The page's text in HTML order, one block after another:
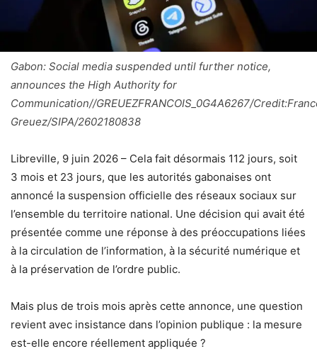
Gabon: Social media suspended until further notice,
announces the High Authority for
Communication//GREUEZFRANCOIS_0G4A6267/
Greuez/SIPA/2602180838
Libreville, 9 juin 2026 – Cela fait désormais 112 jours, soit
3 mois et 23 jours, que les autorités gabonaises ont
annoncé la suspension officielle des réseaux sociaux sur
l’ensemble du territoire national. Une décision qui avait été
présentée comme une réponse à des préoccupations liées
à la circulation de l’information, à la sécurité numérique et
à la préservation de l’ordre public.
Mais plus de trois mois après cette annonce, une question
revient avec insistance dans l’opinion publique : la mesure
est-elle encore réellement appliquée ?